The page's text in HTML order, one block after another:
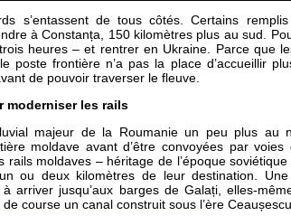
s’entassent de tous côtés. Certains
à Constanța, 150 kilomètres plus au sud.
heures – et rentrer en Ukraine. Parce que
poste frontière n’a pas la place d’accueillir
de pouvoir traverser le fleuve.
moderniser les rails
majeur de la Roumanie un peu plus au
moldave avant d’être convoyées par
rails moldaves – héritage de l’époque
ou deux kilomètres de leur destination.
arriver jusqu’aux barges de Galați, elles-
course un canal construit sous l’ère Ceaușescu.